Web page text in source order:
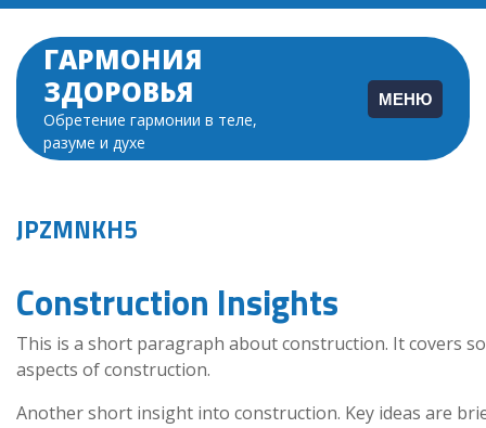
Перейти
содержимому
ГАРМОНИЯ
ЗДОРОВЬЯ
Обретение гармонии в теле,
разуме и духе
МЕНЮ
JPZMNKH5
Construction Insights
This is a short paragraph about construction. It covers
aspects of construction.
Another short insight into construction. Key ideas are